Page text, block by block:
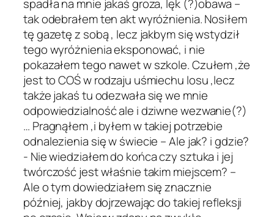
spadła na mnie jakaś groza, lęk (?)obawa –
tak odebrałem ten akt wyróżnienia. Nosiłem
tę gazetę z sobą , lecz jakbym się wstydził
tego wyróżnienia eksponować, i nie
pokazałem tego nawet w szkole. Czułem ,że
jest to COŚ w rodzaju uśmiechu losu ,lecz
także jakaś tu odezwała się we mnie
odpowiedzialność ale i dziwne wezwanie(?)
… Pragnąłem ,i byłem w takiej potrzebie
odnalezienia się w świecie – Ale jak? i gdzie?
- Nie wiedziałem do końca czy sztuka i jej
twórczość jest właśnie takim miejscem? –
Ale o tym dowiedziałem się znacznie
później, jakby dojrzewając do takiej refleksji